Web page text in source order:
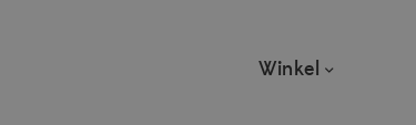
Winkel